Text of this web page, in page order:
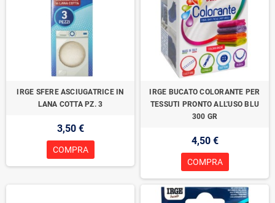
IRGE SFERE ASCIUGATRICE IN
LANA COTTA PZ. 3
3,50 €
COMPRA
IRGE BUCATO COLORANTE PER
TESSUTI PRONTO ALL'USO BLU
300 GR
4,50 €
COMPRA